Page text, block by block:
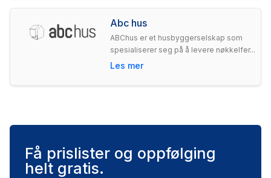
Abc hus
ABChus er et husbyggerselskap som
spesialiserer seg på å levere nøkkelfer...
Les mer
Få prislister og oppfølging
helt gratis.